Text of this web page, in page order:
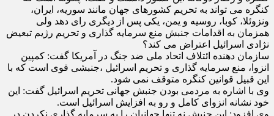
کنگره می تواند به تحریم کشورهای جهان مانند سوریه، ایران،
ونزوئلا، کوبا، روسیه و یمن، یکی پس از دیگری رای دهد ولی
همزمان به اقدامات جنبش منع سرمایه گذاری و تحریم رژیم تبعیض
نژادی اسرائیل اعتراض می کند؟
سازمان دهنده ائتلاف اتحاد ملی ضد جنگ در آمریکا گفت: کمپین
انزوا، منع سرمایه گذاری و تحریم اسرائیل ،جنبشی قوی است که با
این قبیل قوانین کنگره متوقف نمی شود.
وی با اشاره به مردمی بودن جنبش جهانی تحریم اسرائیل گفت: این
خود نشانه انزوای کامل و رو به افزایش اسرائیل است.
وی افزود: این جنبش نه تنها جهانیان را به سرمایه گذاری نکردن در